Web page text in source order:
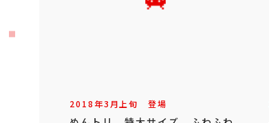
2018年3月上旬 登場